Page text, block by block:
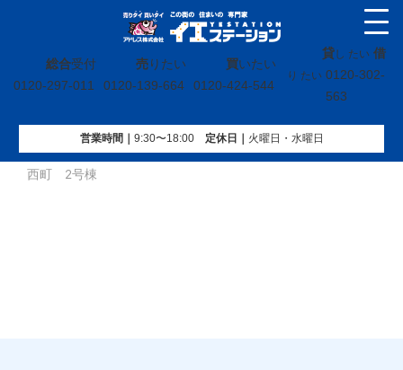
総合受付
0120-297-011
売りたい
0120-139-664
買いたい
0120-424-544
貸し たい 借
り たい 0120-302-
563
営業時間｜ 9:30〜18:00定休⽇｜ 火曜⽇・水曜⽇
イエステーション»売買実績»戸建»福島県伊達市保原町字
西町 2号棟